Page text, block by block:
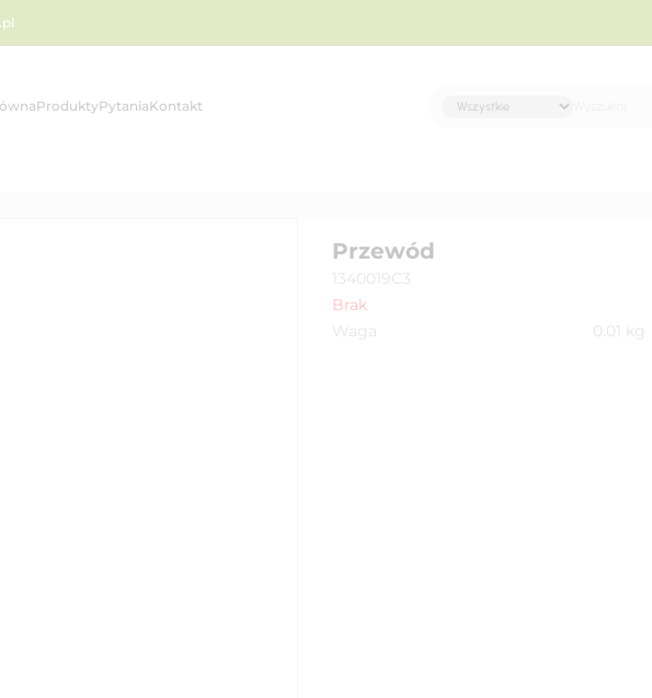
ProduktyPytaniaKontakt
Przewód
1340019C3
Brak
Waga
0.01 kg